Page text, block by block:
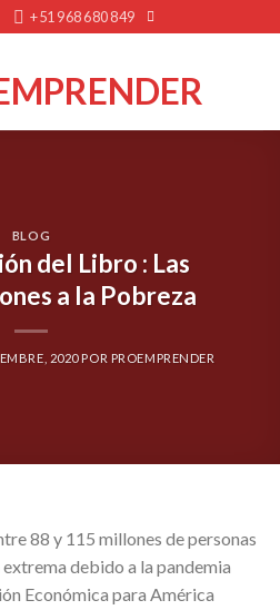
+51 968 680 849
BLOG
del Libro : Las
a la Pobreza
2020POR PROEMPRENDER
88 y 115 millones de personas
debido a la pandemia
Económica para América